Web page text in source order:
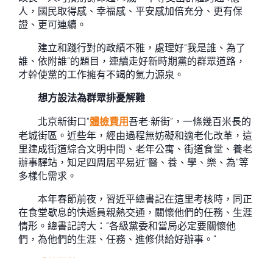
人，國民取得感、幸福感、平安感加倍充分、更有保
證、更可連續。
建立和踐行對的政績不雅，處理好“我是誰、為了
誰、依附誰”的題目，連續走好新時期黨的群眾道路，
才幹使黨的工作擁有不竭的氣力源泉。
想方設法為群眾排憂解難
北京新街口“體檢費用吾老·新街”，一條幾百米長的
老城街區。近些年，經由過程無妨礙和適老化改革，這
里建成街道綜合文明中間、老年公寓、街道食堂、養老
辦事驛站，知足四周居平易近“醫、養、學、樂、為”等
多樣化需求。
本年春節前夜，習近平總書記在這里考核時，同正
在食堂歇息的快遞員親熱交通，關懷他們的任務、生涯
情形。總書記誇大：“各級黨委和當局必定要關懷他
們，為他們的生涯、任務、進修供給好辦事。”